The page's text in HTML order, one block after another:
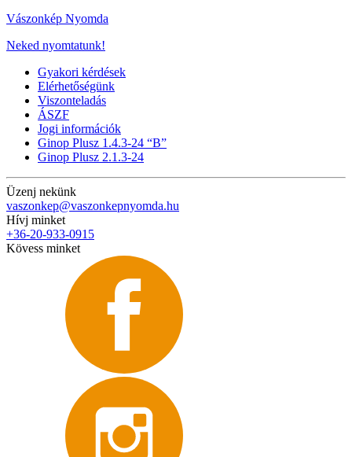
Vászonkép Nyomda
Neked nyomtatunk!
Gyakori kérdések
Elérhetőségünk
Viszonteladás
ÁSZF
Jogi információk
Ginop Plusz 1.4.3-24 “B”
Ginop Plusz 2.1.3-24
Üzenj nekünk
vaszonkep@vaszonkepnyomda.hu
Hívj minket
+36-20-933-0915
Kövess minket